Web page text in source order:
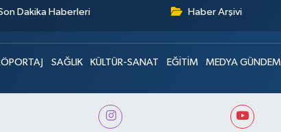
Dakika Haberleri Haber Arşivi
SAĞLIK KÜLTÜR-SANAT EĞİTİM MEDYA GÜNDEMİ